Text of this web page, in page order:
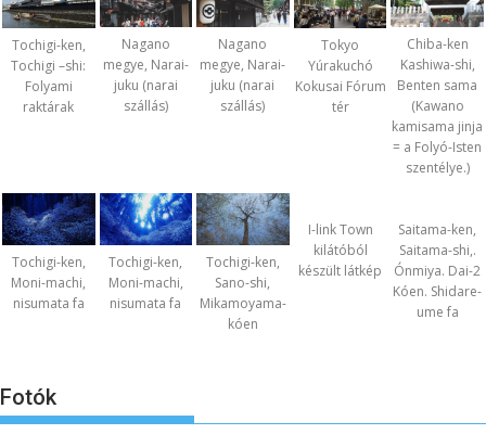
Tochigi-ken,
Tochigi –shi:
Folyami
raktárak
Nagano
megye, Narai-
juku (narai
szállás)
Nagano
megye, Narai-
juku (narai
szállás)
Tokyo
Yúrakuchó
Kokusai Fórum
tér
Chiba-ken
Kashiwa-shi,
Benten sama
(Kawano
kamisama jinja
= a Folyó-Isten
szentélye.)
Tochigi-ken,
Moni-machi,
nisumata fa
Tochigi-ken,
Moni-machi,
nisumata fa
Tochigi-ken,
Sano-shi,
Mikamoyama-
kóen
I-link Town
kilátóból
készült látkép
Saitama-ken,
Saitama-shi,.
Ónmiya. Dai-2
Kóen. Shidare-
ume fa
Fotók